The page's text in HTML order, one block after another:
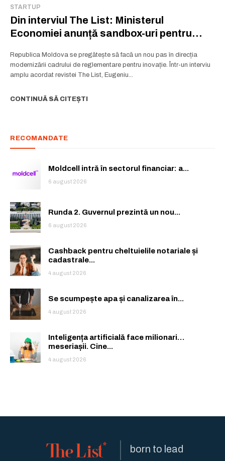
STARTUP
Din interviul The List: Ministerul
Economiei anunță sandbox-uri pentru
Republica Moldova se pregătește să facă un nou pas în direcția
modernizării cadrului de reglementare pentru inovație. Într-un interviu
amplu acordat revistei The List, Eugeniu...
CONTINUĂ SĂ CITEȘTI
RECOMANDATE
Moldcell intră în sectorul financiar: a...
6 august 2026
Runda 2. Guvernul prezintă un nou...
6 august 2026
Cashback pentru cheltuielile notariale și
cadastrale...
4 august 2026
Se scumpește apa și canalizarea în...
4 august 2026
Inteligența artificială face milionari…
meseriașii. Cine...
4 august 2026
born to lead